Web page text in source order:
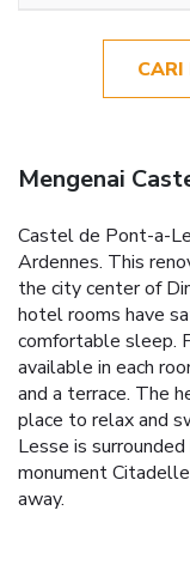
CARI
Mengenai
Castel de Pont-a-
Ardennes. This
the city center of
hotel rooms have
comfortable sleep.
available in each
and a terrace. The
place to relax and
Lesse is
monument
away.